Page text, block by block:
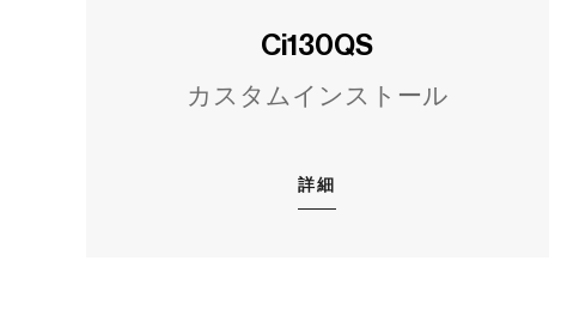
Ci130QS
カスタムインストール
詳細